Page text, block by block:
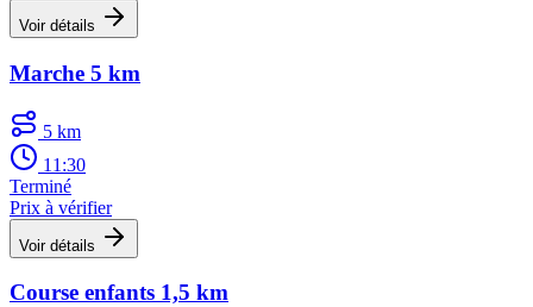
Voir détails
Marche 5 km
5 km
11:30
Terminé
Prix à vérifier
Voir détails
Course enfants 1,5 km